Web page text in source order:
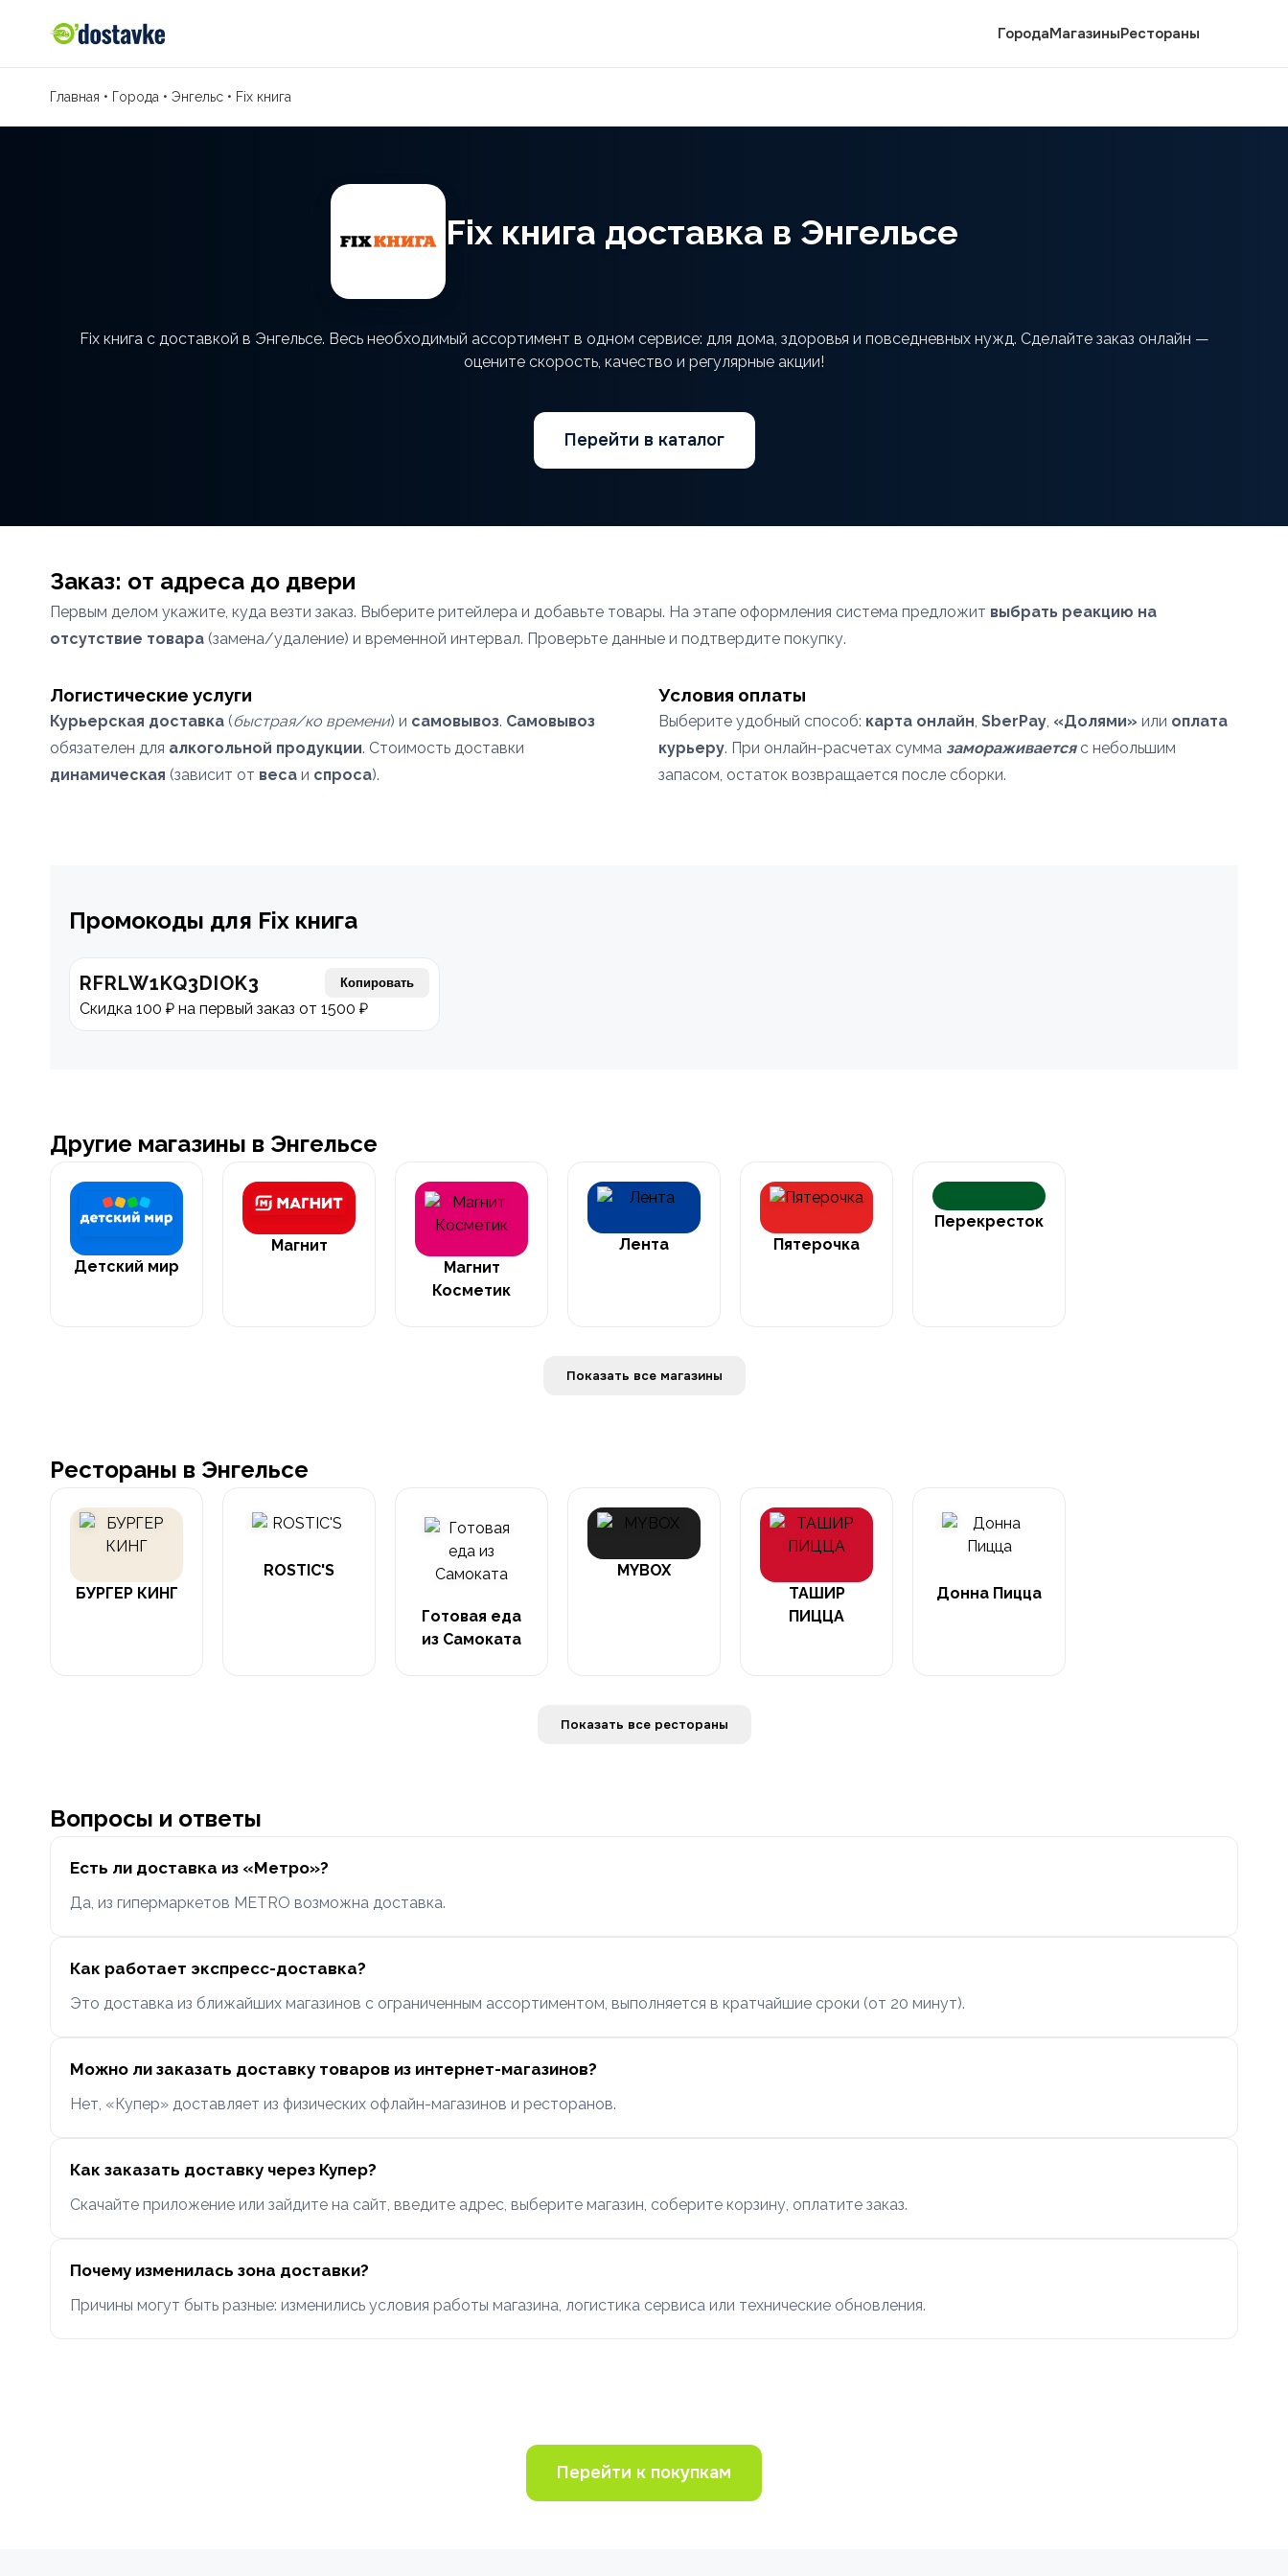
ГородаМагазиныРестораны
Главная • Города • Энгельс • Fix книга
Fix книга доставка в Энгельсе
Fix книга с доставкой в Энгельсе. Весь необходимый ассортимент в одном сервисе: для дома, здоровья и повседневных нужд. Сделайте заказ онлайн —
оцените скорость, качество и регулярные акции!
Перейти в каталог
Заказ: от адреса до двери
Первым делом укажите, куда везти заказ. Выберите ритейлера и добавьте товары. На этапе оформления система предложит выбрать реакцию на
отсутствие товара (замена/удаление) и временной интервал. Проверьте данные и подтвердите покупку.
Логистические услуги
Курьерская доставка (быстрая/ко времени) и самовывоз. Самовывоз
обязателен для алкогольной продукции. Стоимость доставки
динамическая (зависит от веса и спроса).
Условия оплаты
Выберите удобный способ: карта онлайн, SberPay, «Долями» или оплата
курьеру. При онлайн-расчетах сумма замораживаетсяс небольшим
запасом, остаток возвращается после сборки.
Промокоды для Fix книга
RFRLW1KQ3DIOK3 Копировать
Скидка 100 ₽ на первый заказ от 1500 ₽
Другие магазины в Энгельсе
Детский мир
Магнит
Магнит
Косметик
Лента Пятерочка
Перекресток
Показать все магазины
Рестораны в Энгельсе
БУРГЕР КИНГ
ROSTIC'S
Готовая еда
из Самоката
MYBOX
ТАШИР
ПИЦЦА
Донна Пицца
Показать все рестораны
Вопросы и ответы
Есть ли доставка из «Метро»?
Да, из гипермаркетов METRO возможна доставка.
Как работает экспресс-доставка?
Это доставка из ближайших магазинов с ограниченным ассортиментом, выполняется в кратчайшие сроки (от 20 минут).
Можно ли заказать доставку товаров из интернет-магазинов?
Нет, «Купер» доставляет из физических офлайн-магазинов и ресторанов.
Как заказать доставку через Купер?
Скачайте приложение или зайдите на сайт, введите адрес, выберите магазин, соберите корзину, оплатите заказ.
Почему изменилась зона доставки?
Причины могут быть разные: изменились условия работы магазина, логистика сервиса или технические обновления.
Перейти к покупкам